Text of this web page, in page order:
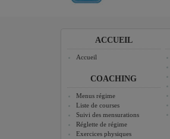
ACCUEIL
Accueil
COACHING
Menus régime
Liste de courses
Suivi des mensurations
Réglette de régime
Exercices physiques